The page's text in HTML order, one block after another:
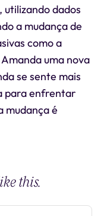
utilizando dados
a mudança de
como a
uma nova
se sente mais
para enfrentar
mudança é
this.